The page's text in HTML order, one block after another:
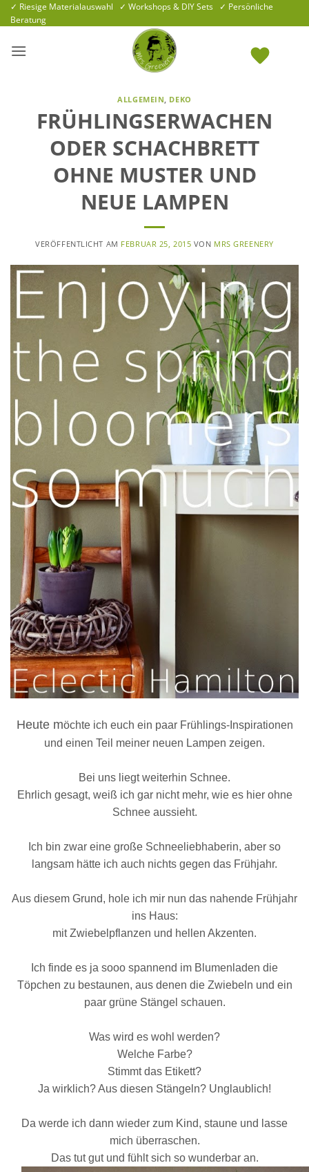
Zum
Inhalt
✓ Riesige Materialauswahl ✓ Workshops & DIY Sets ✓ Persönliche
Beratung
ALLGEMEIN, DEKO
FRÜHLINGSERWACHEN
ODER SCHACHBRETT
OHNE MUSTER UND
NEUE LAMPEN
VERÖFFENTLICHT AM FEBRUAR 25, 2015 VON MRS GREENERY
Heute möchte ich euch ein paar Frühlings-Inspirationen
und einen Teil meiner neuen Lampen zeigen.
Bei uns liegt weiterhin Schnee.
Ehrlich gesagt, weiß ich gar nicht mehr, wie es hier ohne
Schnee aussieht.
Ich bin zwar eine große Schneeliebhaberin, aber so
langsam hätte ich auch nichts gegen das Frühjahr.
Aus diesem Grund, hole ich mir nun das nahende Frühjahr
ins Haus:
mit Zwiebelpflanzen und hellen Akzenten.
Ich finde es ja sooo spannend im Blumenladen die
Töpchen zu bestaunen, aus denen die Zwiebeln und ein
paar grüne Stängel schauen.
Was wird es wohl werden?
Welche Farbe?
Stimmt das Etikett?
Ja wirklich? Aus diesen Stängeln? Unglaublich!
Da werde ich dann wieder zum Kind, staune und lasse
mich überraschen.
Das tut gut und fühlt sich so wunderbar an.